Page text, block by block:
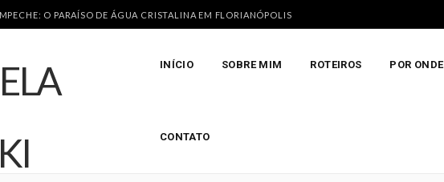
O PARAÍSO DE ÁGUA CRISTALINA EM FLORIANÓPOLIS
INÍCIO SOBRE MIM ROTEIROS POR
CONTATO